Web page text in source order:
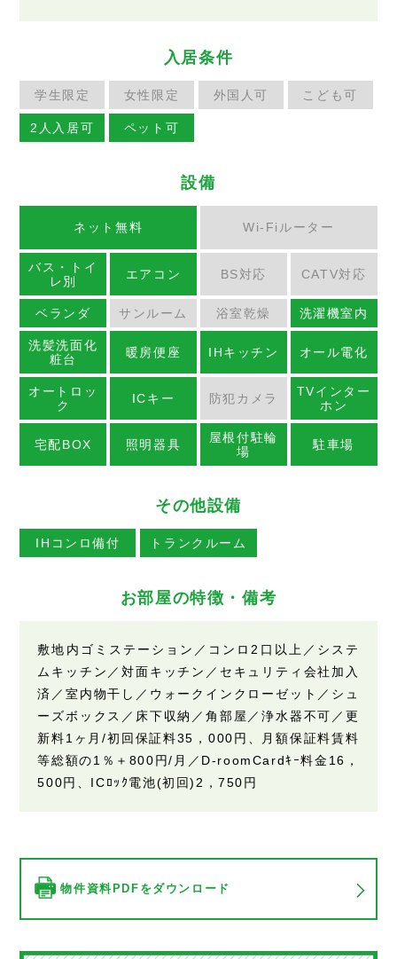
入居条件
学生限定 女性限定 外国人可 こども可
2人入居可 ペット可
設備
ネット無料 Wi-Fiルーター
バス・トイ
レ別
エアコン BS対応 CATV対応
ベランダ サンルーム 浴室乾燥 洗濯機室内
洗髪洗面化
粧台
暖房便座 IHキッチン オール電化
オートロッ
ク
ICキー 防犯カメラ
TVインター
ホン
宅配BOX 照明器具
屋根付駐輪
場
駐車場
その他設備
IHコンロ備付 トランクルーム
お部屋の特徴・備考
敷地内ゴミステーション／コンロ2口以上／システ
ムキッチン／対面キッチン／セキュリティ会社加入
済／室内物干し／ウォークインクローゼット／シュ
ーズボックス／床下収納／角部屋／浄水器不可／更
新料1ヶ月/初回保証料35，000円、月額保証料賃料
等総額の1％＋800円/月／D-roomCardｷｰ料金16，
500円、ICﾛｯｸ電池(初回)2，750円
物件資料PDFをダウンロード